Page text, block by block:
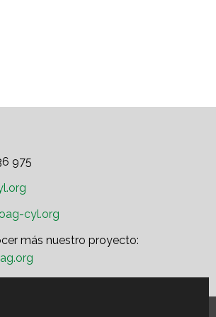
975
cyl.org
más nuestro proyecto: